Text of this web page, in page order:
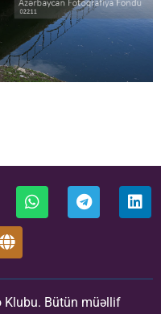
Bütün müəllif